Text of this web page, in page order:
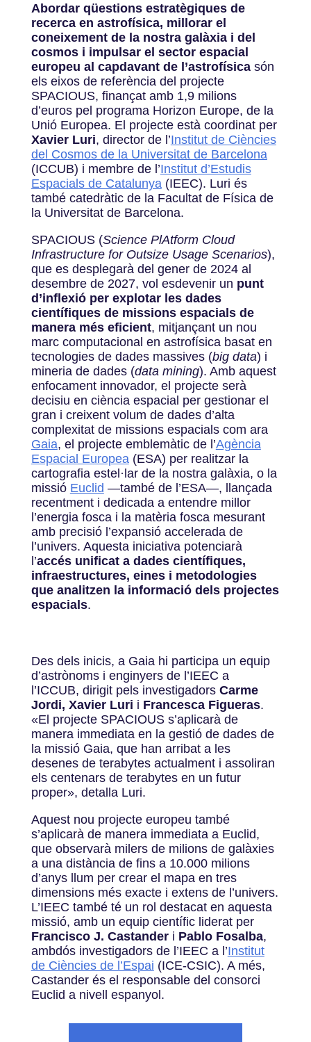
Abordar qüestions estratègiques de
recerca en astrofísica, millorar el
coneixement de la nostra galàxia i del
cosmos i impulsar el sector espacial
europeu al capdavant de l’astrofísicasón
els eixos de referència del projecte
SPACIOUS, finançat amb 1,9 milions
d’euros pel programa Horizon Europe, de la
Unió Europea. El projecte està coordinat per
Xavier Luri, director de l’Institut de Ciències
del Cosmos de la Universitat de Barcelona
(ICCUB) i membre de l’Institut d’Estudis
Espacials de Catalunya (IEEC). Luri és
també catedràtic de la Facultat de Física de
la Universitat de Barcelona.
SPACIOUS (Science PlAtform Cloud
Infrastructure for Outsize Usage Scenarios),
que es desplegarà del gener de 2024 al
desembre de 2027, vol esdevenir un punt
d’inflexió per explotar les dades
científiques de missions espacials de
manera més eficient, mitjançant un nou
marc computacional en astrofísica basat en
tecnologies de dades massives (big data) i
mineria de dades (data mining). Amb aquest
enfocament innovador, el projecte serà
decisiu en ciència espacial per gestionar el
gran i creixent volum de dades d’alta
complexitat de missions espacials com ara
Gaia, el projecte emblemàtic de l’Agència
Espacial Europea (ESA) per realitzar la
cartografia estel·lar de la nostra galàxia, o la
missió Euclid —també de l’ESA—, llançada
recentment i dedicada a entendre millor
l’energia fosca i la matèria fosca mesurant
amb precisió l’expansió accelerada de
l’univers. Aquesta iniciativa potenciarà
l’accés unificat a dades científiques,
infraestructures, eines i metodologies
que analitzen la informació dels projectes
espacials.
Des dels inicis, a Gaia hi participa un equip
d’astrònoms i enginyers de l’IEEC a
l’ICCUB, dirigit pels investigadors Carme
Jordi, Xavier Luri i Francesca Figueras.
«El projecte SPACIOUS s’aplicarà de
manera immediata en la gestió de dades de
la missió Gaia, que han arribat a les
desenes de terabytes actualment i assoliran
els centenars de terabytes en un futur
proper», detalla Luri.
Aquest nou projecte europeu també
s’aplicarà de manera immediata a Euclid,
que observarà milers de milions de galàxies
a una distància de fins a 10.000 milions
d’anys llum per crear el mapa en tres
dimensions més exacte i extens de l’univers.
L’IEEC també té un rol destacat en aquesta
missió, amb un equip científic liderat per
Francisco J. Castander i Pablo Fosalba,
ambdós investigadors de l’IEEC a l’Institut
de Ciències de l’Espai (ICE-CSIC). A més,
Castander és el responsable del consorci
Euclid a nivell espanyol.